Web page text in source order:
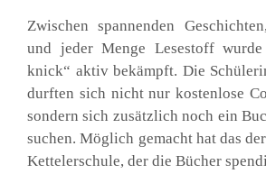
Zwi­schen span­nen­den
und jeder Men­ge Lese­stoff
knick“ aktiv bekämpft. Die
durf­ten sich nicht nur kos­ten­lo­se
son­dern sich zusätz­lich noch ein
su­chen. Mög­lich gemacht hat das
Ket­tel­er­schu­le, der die Bücher